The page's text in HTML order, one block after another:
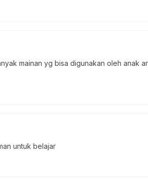
mainan yg bisa digunakan oleh anak
untuk belajar